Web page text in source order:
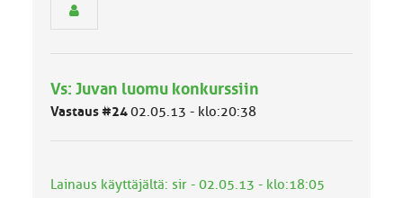
m
ä
k
Vs: Juvan luomu konkurssiin
Vastaus #2402.05.13 - klo:20:38
Lainaus käyttäjältä: sir - 02.05.13 - klo:18:05